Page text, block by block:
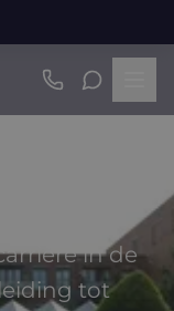
in de
tot